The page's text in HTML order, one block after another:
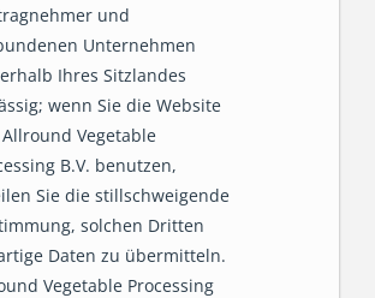
und
Unternehmen
Ihres Sitzlandes
wenn Sie die Website
Vegetable
B.V. benutzen,
Sie die stillschweigende
solchen Dritten
Daten zu übermitteln.
Vegetable Processing